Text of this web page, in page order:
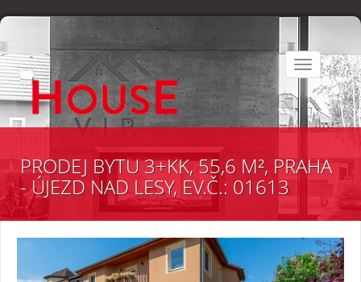
Toggle
navigation
PRODEJ BYTU 3+KK, 55,6 M², PRAHA
- ÚJEZD NAD LESY, EV.Č.: 01613